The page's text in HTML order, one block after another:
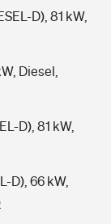
Kids
D), 81 kW,
Diesel,
D), 81 kW,
D), 66 kW,